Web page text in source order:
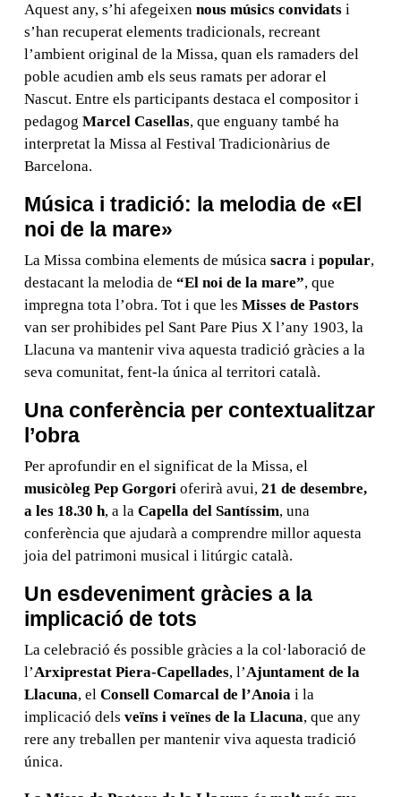
Aquest any, s’hi afegeixen nous músics convidats i
s’han recuperat elements tradicionals, recreant
l’ambient original de la Missa, quan els ramaders del
poble acudien amb els seus ramats per adorar el
Nascut. Entre els participants destaca el compositor i
pedagog Marcel Casellas, que enguany també ha
interpretat la Missa al Festival Tradicionàrius de
Barcelona.
Música i tradició: la melodia de «El
noi de la mare»
La Missa combina elements de música sacra i popular,
destacant la melodia de “El noi de la mare”, que
impregna tota l’obra. Tot i que les Misses de Pastors
van ser prohibides pel Sant Pare Pius X l’any 1903, la
Llacuna va mantenir viva aquesta tradició gràcies a la
seva comunitat, fent-la única al territori català.
Una conferència per contextualitzar
l’obra
Per aprofundir en el significat de la Missa, el
musicòleg Pep Gorgori oferirà avui, 21 de desembre,
a les 18.30 h, a la Capella del Santíssim, una
conferència que ajudarà a comprendre millor aquesta
joia del patrimoni musical i litúrgic català.
Un esdeveniment gràcies a la
implicació de tots
La celebració és possible gràcies a la col·laboració de
l’Arxiprestat Piera-Capellades, l’Ajuntament de la
Llacuna, el Consell Comarcal de l’Anoia i la
implicació dels veïns i veïnes de la Llacuna, que any
rere any treballen per mantenir viva aquesta tradició
única.